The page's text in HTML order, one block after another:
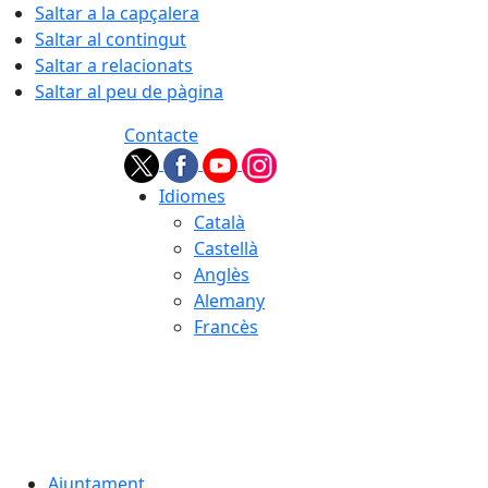
Saltar a la capçalera
Saltar al contingut
Saltar a relacionats
Saltar al peu de pàgina
Contacte
Idiomes
Català
Castellà
Anglès
Alemany
Francès